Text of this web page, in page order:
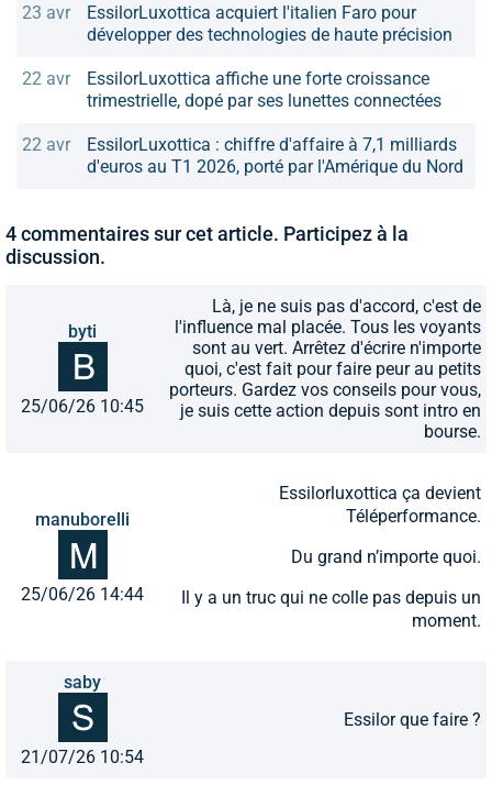
23 avr
EssilorLuxottica acquiert l'italien Faro pour
développer des technologies de haute précision
22 avr
EssilorLuxottica affiche une forte croissance
trimestrielle, dopé par ses lunettes connectées
22 avr
EssilorLuxottica : chiffre d'affaire à 7,1 milliards
d'euros au T1 2026, porté par l'Amérique du Nord
4 commentaires sur cet article. Participez à la
discussion.
byti
25/06/26 10:45
Là, je ne suis pas d'accord, c'est de
l'influence mal placée. Tous les voyants
sont au vert. Arrêtez d'écrire n'importe
quoi, c'est fait pour faire peur au petits
porteurs. Gardez vos conseils pour vous,
je suis cette action depuis sont intro en
bourse.
manuborelli
25/06/26 14:44
Essilorluxottica ça devient
Téléperformance.
Du grand n’importe quoi.
Il y a un truc qui ne colle pas depuis un
moment.
saby
21/07/26 10:54
Essilor que faire ?